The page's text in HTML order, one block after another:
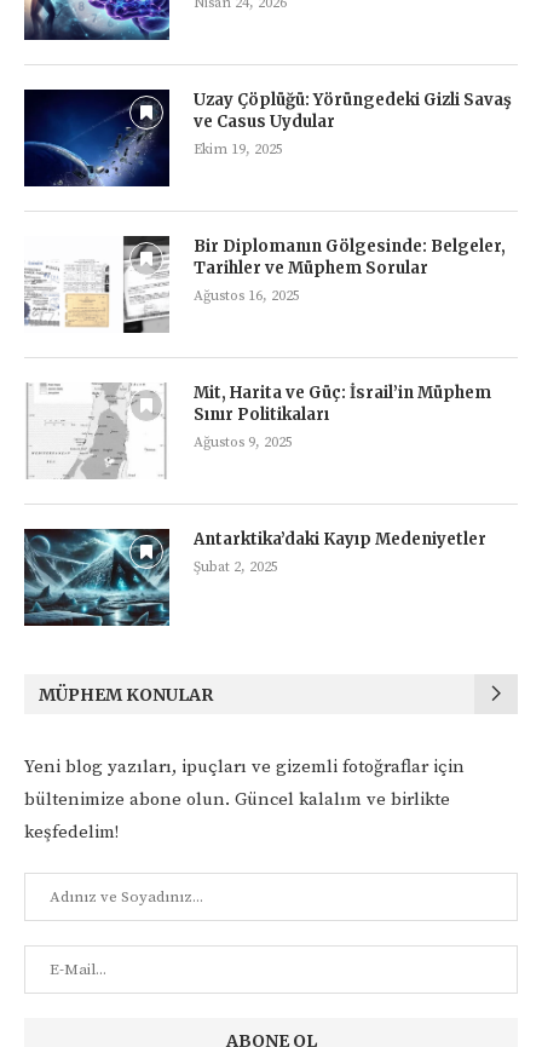
Uzay Çöplüğü: Yörüngedeki Gizli Savaş
ve Casus Uydular
Ekim 19, 2025
Bir Diplomanın Gölgesinde: Belgeler,
Tarihler ve Müphem Sorular
Ağustos 16, 2025
Mit, Harita ve Güç: İsrail’in Müphem
Sınır Politikaları
Ağustos 9, 2025
Antarktika’daki Kayıp Medeniyetler
Şubat 2, 2025
MÜPHEM KONULAR
Yeni blog yazıları, ipuçları ve gizemli fotoğraflar için
bültenimize abone olun. Güncel kalalım ve birlikte
keşfedelim!